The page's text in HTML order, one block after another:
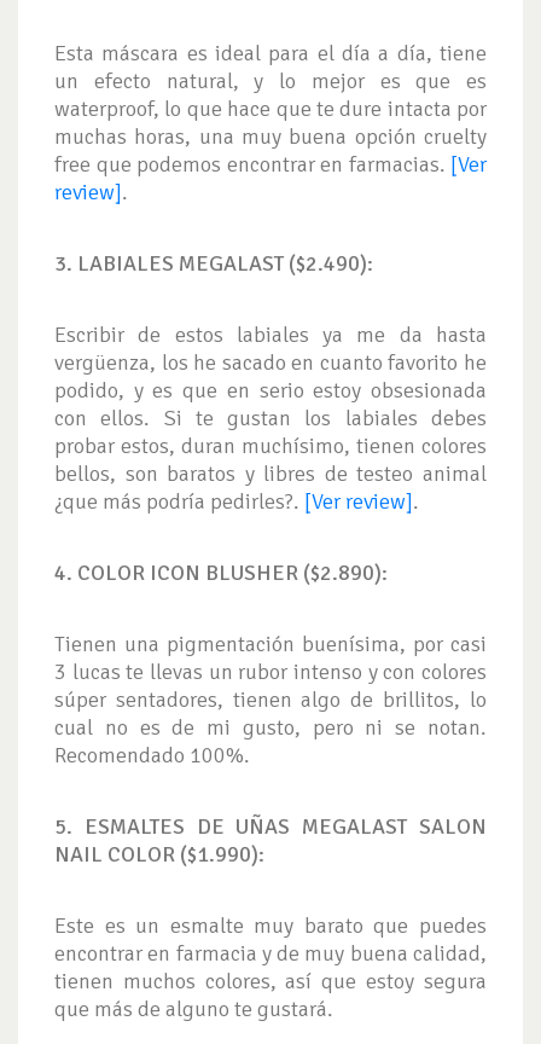
Esta máscara es ideal para el día a día, tiene
un efecto natural, y lo mejor es que es
waterproof, lo que hace que te dure intacta por
muchas horas, una muy buena opción cruelty
free que podemos encontrar en farmacias. [Ver
review].
3. LABIALES MEGALAST ($2.490):
Escribir de estos labiales ya me da hasta
vergüenza, los he sacado en cuanto favorito he
podido, y es que en serio estoy obsesionada
con ellos. Si te gustan los labiales debes
probar estos, duran muchísimo, tienen colores
bellos, son baratos y libres de testeo animal
¿que más podría pedirles?. [Ver review].
4. COLOR ICON BLUSHER ($2.890):
Tienen una pigmentación buenísima, por casi
3 lucas te llevas un rubor intenso y con colores
súper sentadores, tienen algo de brillitos, lo
cual no es de mi gusto, pero ni se notan.
Recomendado 100%.
5. ESMALTES DE UÑAS MEGALAST SALON
NAIL COLOR ($1.990):
Este es un esmalte muy barato que puedes
encontrar en farmacia y de muy buena calidad,
tienen muchos colores, así que estoy segura
que más de alguno te gustará.